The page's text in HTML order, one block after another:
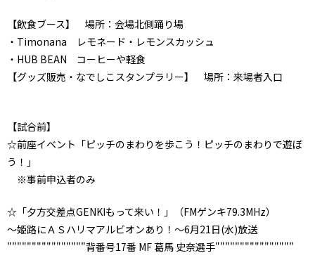
【飲食ブース】 場所：会場北側踊り場
・Timonana レモネード・レモンスカッシュ
・HUB BEAN コーヒーや軽食
【グッズ販売・なでしこスタンプラリー】 場所：来場者入口
【試合前】
☆前座イベント「ピッチのまわりを歩こう！ピッチのまわりで遊ぼ
う！」
※事前申込者のみ
☆「夕方交差点GENKIもって来い！」（FMゲンキ79.3MHz）
～姫路にＡＳハリマアルビオンあり！～6月21日(水)放送
""""""""""""""""背番号17番 MF 葛馬 史奈選手""""""""""""""""